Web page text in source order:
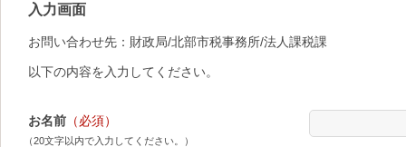
入力画面
お問い合わせ先：財政局/北部市税事務所/法人課税課
以下の内容を入力してください。
お名前 （必須）
（20文字以内で入力してください。）